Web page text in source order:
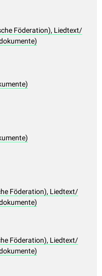
Föderation), Liedtext/
Föderation), Liedtext/
Föderation), Liedtext/